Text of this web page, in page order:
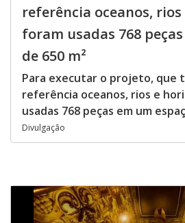
referência oceanos,
foram usadas 768
de 650 m²
Para executar o projeto, que
referência oceanos, rios e
usadas 768 peças em um
Divulgação